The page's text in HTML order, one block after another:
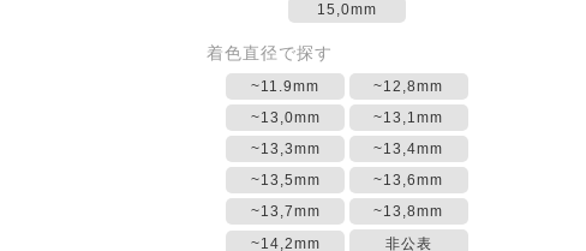
15,0mm
着色直径で探す
~11.9mm
~12,8mm
~13,0mm
~13,1mm
~13,3mm
~13,4mm
~13,5mm
~13,6mm
~13,7mm
~13,8mm
~14,2mm
非公表